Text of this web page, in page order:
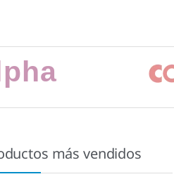
más vendidos